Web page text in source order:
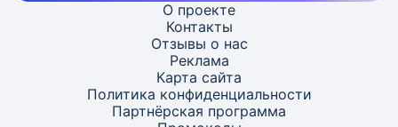
О проекте
Контакты
Отзывы о нас
Реклама
Карта сайта
Политика конфиденциальности
Партнёрская программа